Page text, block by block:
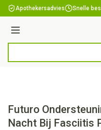
Ga naar de inhoud
Apothekersadvies Snelle
Menu
Futuro
Nacht Bij Fasciitis